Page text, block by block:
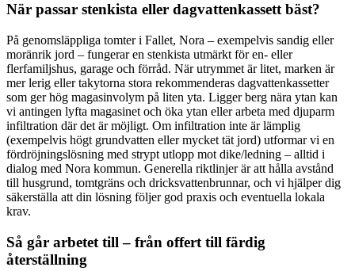
När passar stenkista eller dagvattenkassett bäst?
På genomsläppliga tomter i Fallet, Nora – exempelvis sandig eller
moränrik jord – fungerar en stenkista utmärkt för en- eller
flerfamiljshus, garage och förråd. När utrymmet är litet, marken är
mer lerig eller takytorna stora rekommenderas dagvattenkassetter
som ger hög magasinvolym på liten yta. Ligger berg nära ytan kan
vi antingen lyfta magasinet och öka ytan eller arbeta med djuparm
infiltration där det är möjligt. Om infiltration inte är lämplig
(exempelvis högt grundvatten eller mycket tät jord) utformar vi en
fördröjningslösning med strypt utlopp mot dike/ledning – alltid i
dialog med Nora kommun. Generella riktlinjer är att hålla avstånd
till husgrund, tomtgräns och dricksvattenbrunnar, och vi hjälper dig
säkerställa att din lösning följer god praxis och eventuella lokala
krav.
Så går arbetet till – från offert till färdig
återställning